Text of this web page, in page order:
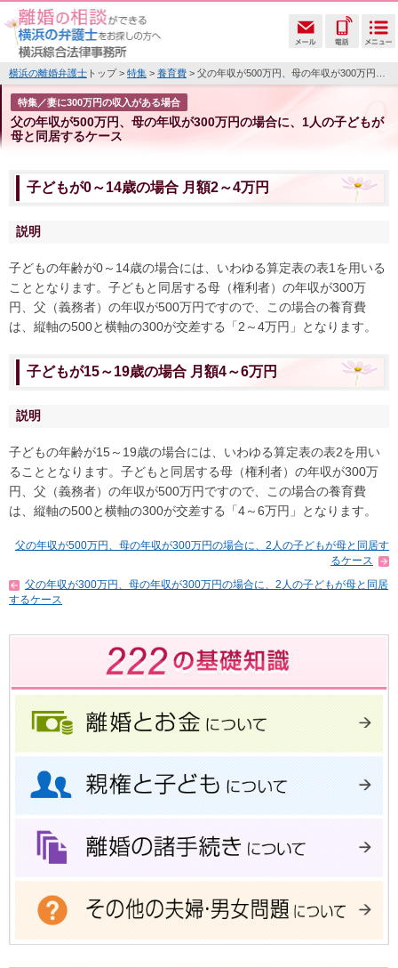
横浜の離婚弁護士 トップ > 特集 > 養育費 > 父の年収が500万円、母の年収が300万円の場合に、1人の子どもが母と同居するケース
特集／妻に300万円の収入がある場合
父の年収が500万円、母の年収が300万円の場合に、1人の子どもが
母と同居するケース
子どもが0～14歳の場合 月額2～4万円
説明
子どもの年齢が0～14歳の場合には、いわゆる算定表の表1を用いる
こととなります。子どもと同居する母（権利者）の年収が300万
円、父（義務者）の年収が500万円ですので、この場合の養育費
は、縦軸の500と横軸の300が交差する「2～4万円」となります。
子どもが15～19歳の場合 月額4～6万円
説明
子どもの年齢が15～19歳の場合には、いわゆる算定表の表2を用い
ることとなります。子どもと同居する母（権利者）の年収が300万
円、父（義務者）の年収が500万円ですので、この場合の養育費
は、縦軸の500と横軸の300が交差する「4～6万円」となります。
父の年収が500万円、母の年収が300万円の場合に、2人の子どもが母と同居す
るケース
父の年収が300万円、母の年収が300万円の場合に、2人の子どもが母と同居
するケース